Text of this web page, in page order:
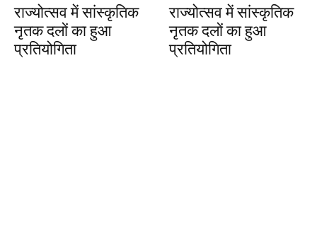
राज्योत्सव में सांस्कृतिक
नृतक दलों का हुआ
प्रतियोगिता
राज्योत्सव में सांस्कृतिक
नृतक दलों का हुआ
प्रतियोगिता